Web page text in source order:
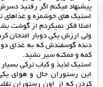
پیشنهاد میکنم اگر رفتید
استیک های خوشمزه و غذاهای
اصلا فکر نمیکردم از گوشت
ولی ارزش یکی دوبار امتحان
دنده گوسفندش که به غذای
کمه و ممکنه سیر نشید.
استیک لذیذ و کباب ترکی
این رستوران حال و هوای
کردن که از اون رستوران